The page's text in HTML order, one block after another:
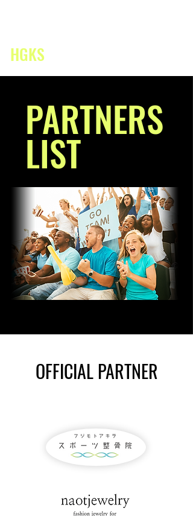
HGKS
PARTNERS
LIST
​OFFICIAL PARTNER